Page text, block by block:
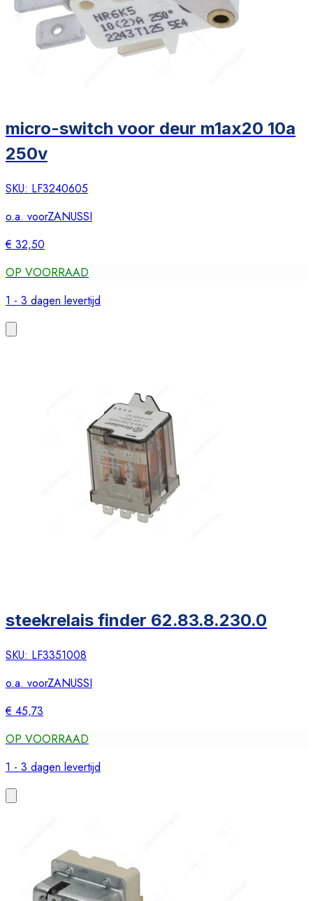
micro-switch voor deur m1ax20 10a
250v
SKU: LF3240605
o.a. voorZANUSSI
€ 32,50
OP VOORRAAD
1 - 3 dagen levertijd
steekrelais finder 62.83.8.230.0
SKU: LF3351008
o.a. voorZANUSSI
€ 45,73
OP VOORRAAD
1 - 3 dagen levertijd